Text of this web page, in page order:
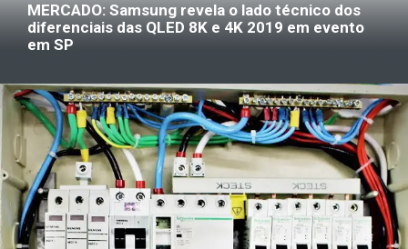
MERCADO: Samsung revela o lado técnico dos
diferenciais das QLED 8K e 4K 2019 em evento
em SP